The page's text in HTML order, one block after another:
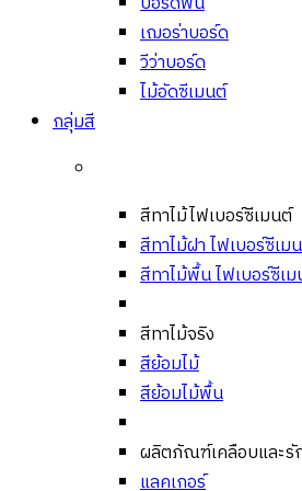
เฌอร่าบอร์ด
วีว่าบอร์ด
ไม้อัดซีเมนต์
กลุ่มสี
สีทาไม้ไฟเบอร์ซีเมนต์
สีทาไม้ฝา ไฟเบอร์ซีเม
สีทาไม้พื้น ไฟเบอร์ซีเ
สีทาไม้จริง
สีย้อมไม้
สีย้อมไม้พื้น
ผลิตภัณฑ์เคลือบและรั
แลคเกอร์